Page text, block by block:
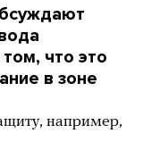
что это
в зоне
например,